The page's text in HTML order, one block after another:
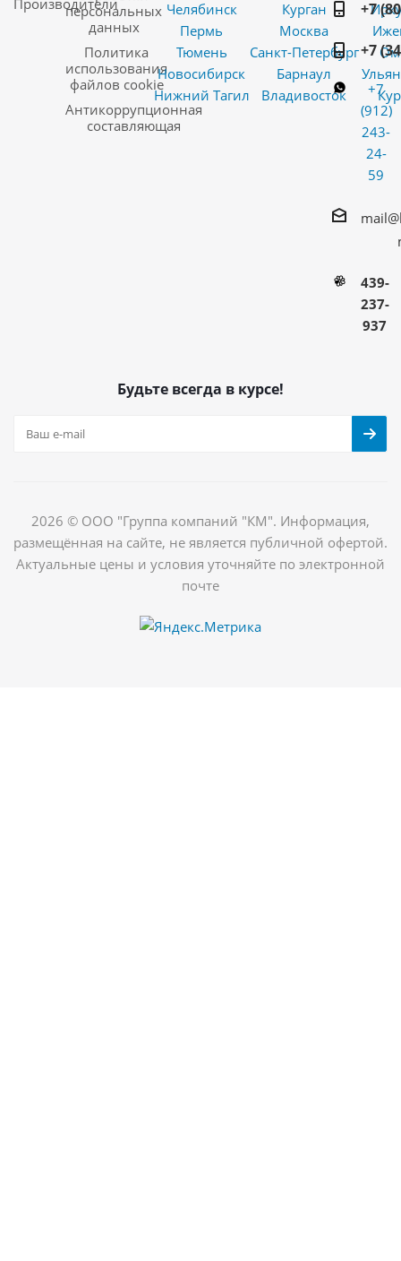
Производители
персональных
данных
Политика
использования
файлов cookie
Антикоррупционная
составляющая
Челябинск
Пермь
Тюмень
Новосибирск
Нижний Тагил
Курган
Москва
Санкт-Петербург
Барнаул
Владивосток
+7
+7
+7
(912)
243-
24-
59
439-
237-
937
Будьте всегда в курсе!
2026 © ООО "Группа компаний "КМ". Информация,
размещённая на сайте, не является публичной офертой.
Актуальные цены и условия уточняйте по электронной
почте